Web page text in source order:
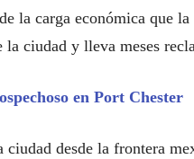
la carga económica que
ciudad y lleva meses
en Port Chester
desde la frontera